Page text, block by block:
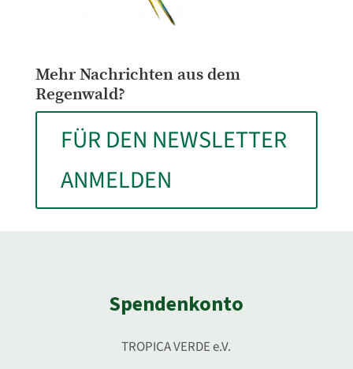
Mehr Nachrichten aus dem
Regenwald?
FÜR DEN NEWSLETTER
ANMELDEN
Spendenkonto
TROPICA VERDE e.V.